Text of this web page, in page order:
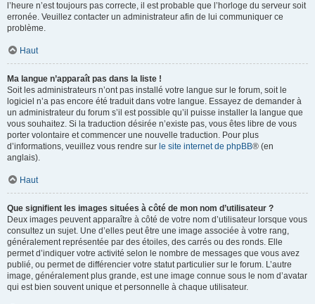
l’heure n’est toujours pas correcte, il est probable que l’horloge du serveur soit
erronée. Veuillez contacter un administrateur afin de lui communiquer ce
problème.
Haut
Ma langue n’apparaît pas dans la liste !
Soit les administrateurs n’ont pas installé votre langue sur le forum, soit le
logiciel n’a pas encore été traduit dans votre langue. Essayez de demander à
un administrateur du forum s’il est possible qu’il puisse installer la langue que
vous souhaitez. Si la traduction désirée n’existe pas, vous êtes libre de vous
porter volontaire et commencer une nouvelle traduction. Pour plus
d’informations, veuillez vous rendre sur le site internet de phpBB® (en
anglais).
Haut
Que signifient les images situées à côté de mon nom d’utilisateur ?
Deux images peuvent apparaître à côté de votre nom d’utilisateur lorsque vous
consultez un sujet. Une d’elles peut être une image associée à votre rang,
généralement représentée par des étoiles, des carrés ou des ronds. Elle
permet d’indiquer votre activité selon le nombre de messages que vous avez
publié, ou permet de différencier votre statut particulier sur le forum. L’autre
image, généralement plus grande, est une image connue sous le nom d’avatar
qui est bien souvent unique et personnelle à chaque utilisateur.